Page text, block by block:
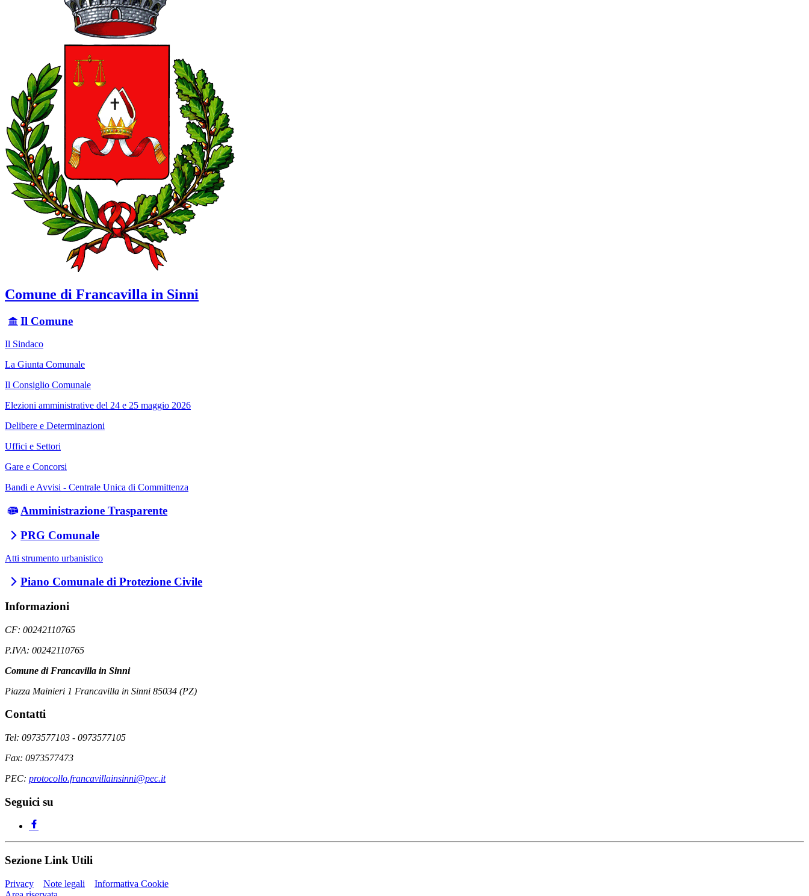
Comune di Francavilla in Sinni
Il Comune
Il Sindaco
La Giunta Comunale
Il Consiglio Comunale
Elezioni amministrative del 24 e 25 maggio 2026
Delibere e Determinazioni
Uffici e Settori
Gare e Concorsi
Bandi e Avvisi - Centrale Unica di Committenza
Amministrazione Trasparente
PRG Comunale
Atti strumento urbanistico
Piano Comunale di Protezione Civile
Informazioni
CF: 00242110765
P.IVA: 00242110765
Comune di Francavilla in Sinni
Piazza Mainieri 1 Francavilla in Sinni 85034 (PZ)
Contatti
Tel: 0973577103 - 0973577105
Fax: 0973577473
PEC: protocollo.francavillainsinni@pec.it
Seguici su
Sezione Link Utili
Privacy Note legali
Informativa Cookie